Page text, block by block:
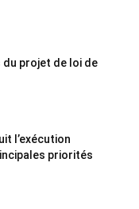
du projet de loi de
l’exécution
priorités